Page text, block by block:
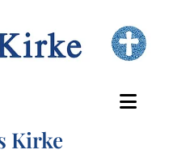
Kirke